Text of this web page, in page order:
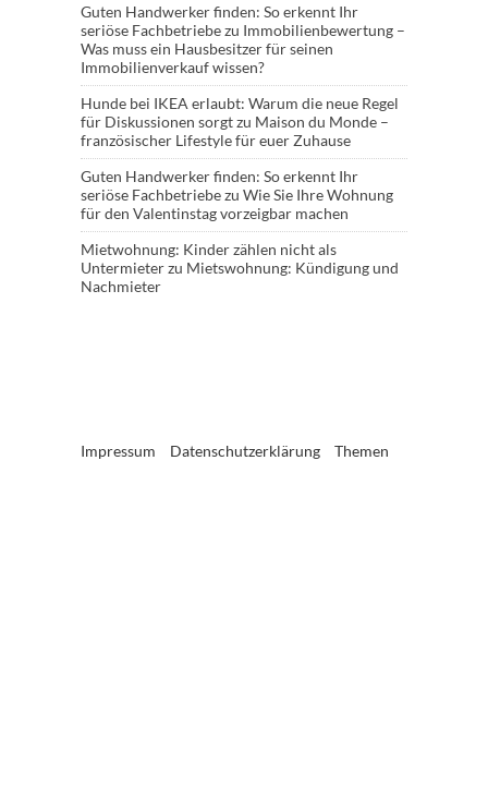
Guten Handwerker finden: So erkennt Ihr
seriöse Fachbetriebezu Immobilienbewertung –
Was muss ein Hausbesitzer für seinen
Immobilienverkauf wissen?
Hunde bei IKEA erlaubt: Warum die neue Regel
für Diskussionen sorgtzu Maison du Monde –
französischer Lifestyle für euer Zuhause
Guten Handwerker finden: So erkennt Ihr
seriöse Fachbetriebezu Wie Sie Ihre Wohnung
für den Valentinstag vorzeigbar machen
Mietwohnung: Kinder zählen nicht als
Untermieterzu Mietswohnung: Kündigung und
Nachmieter
Impressum Datenschutzerklärung Themen